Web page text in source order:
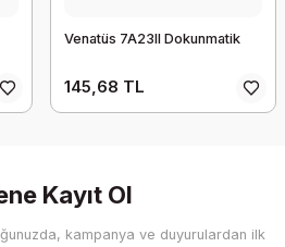
Venatüs 7A23II Dokunmatik
145,68 TL
Kayıt Ol
kampanya ve duyurulardan ilk